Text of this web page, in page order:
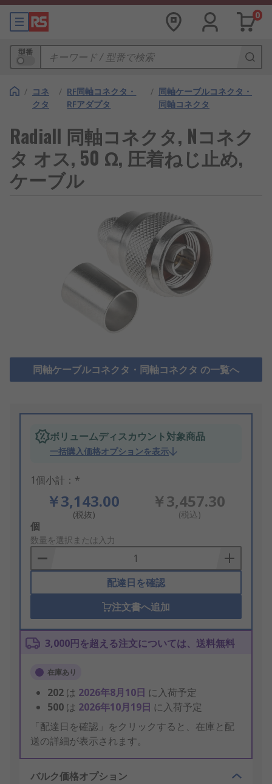
0
型番
/ コネ
クタ
/ RF同軸コネクタ・
RFアダプタ
/ 同軸ケーブルコネクタ・
同軸コネクタ
Radiall 同軸コネクタ, Nコネク
タ オス, 50 Ω, 圧着ねじ止め,
ケーブル
同軸ケーブルコネクタ・同軸コネクタ の一覧へ
ボリュームディスカウント対象商品
一括購入価格オプションを表示
1個小計：*
￥3,143.00
(税抜)
￥3,457.30
(税込)
Add
to
Basket
個
数量を選択または入力
配達日を確認
注文書へ追加
3,000円を超える注文については、送料無料
在庫あり
202 は 2026年8月10日 に入荷予定
500 は 2026年10月19日 に入荷予定
「配達日を確認」をクリックすると、在庫と配
送の詳細が表示されます。
バルク価格オプション